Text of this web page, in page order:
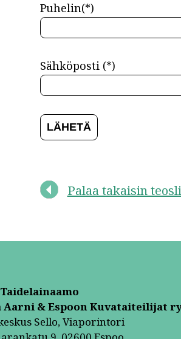
Puhelin(*)
Sähköposti (*)
Palaa takaisin
Aarni & Espoon Kuvataiteilijat
Sello, Viaporintori